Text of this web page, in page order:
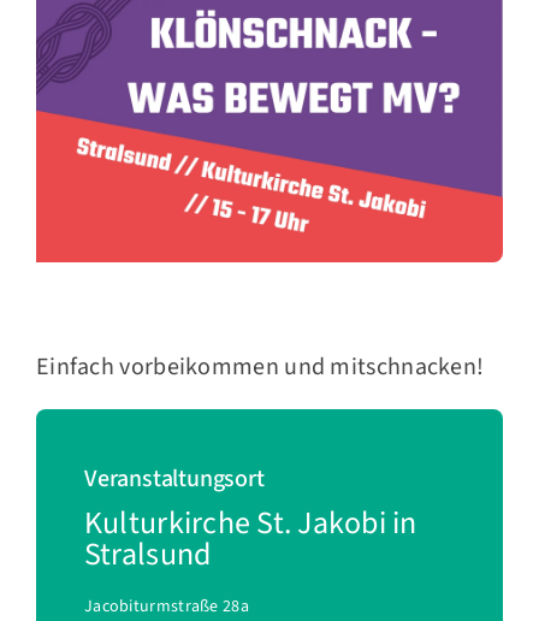
Einfach vorbeikommen und mitschnacken!
Veranstaltungsort
Kulturkirche St. Jakobi in
Stralsund
Jacobiturmstraße 28a